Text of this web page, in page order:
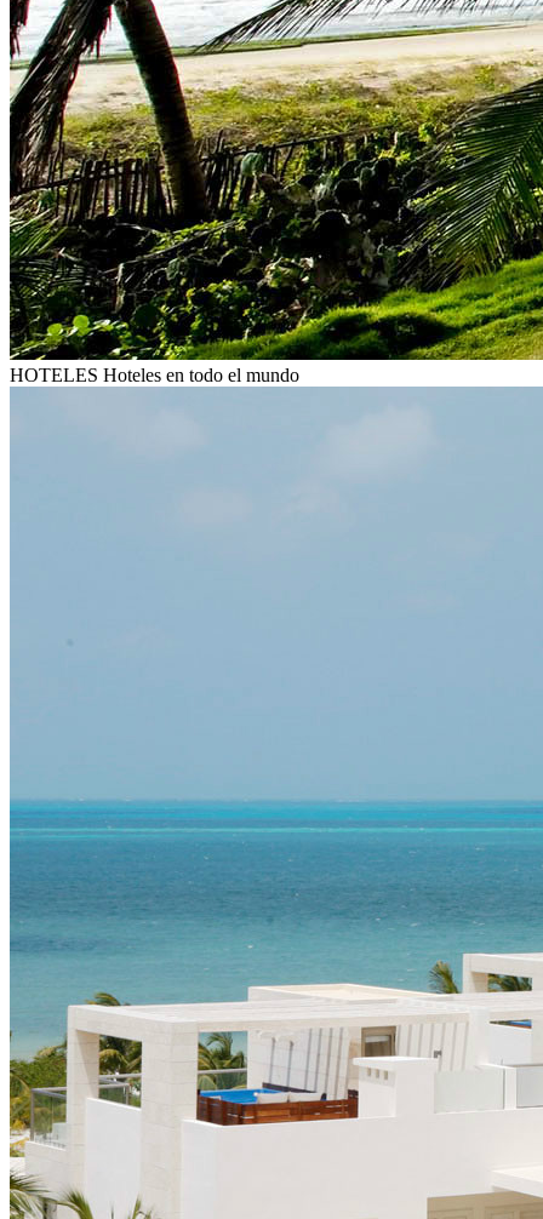
HOTELES Hoteles en todo el mundo